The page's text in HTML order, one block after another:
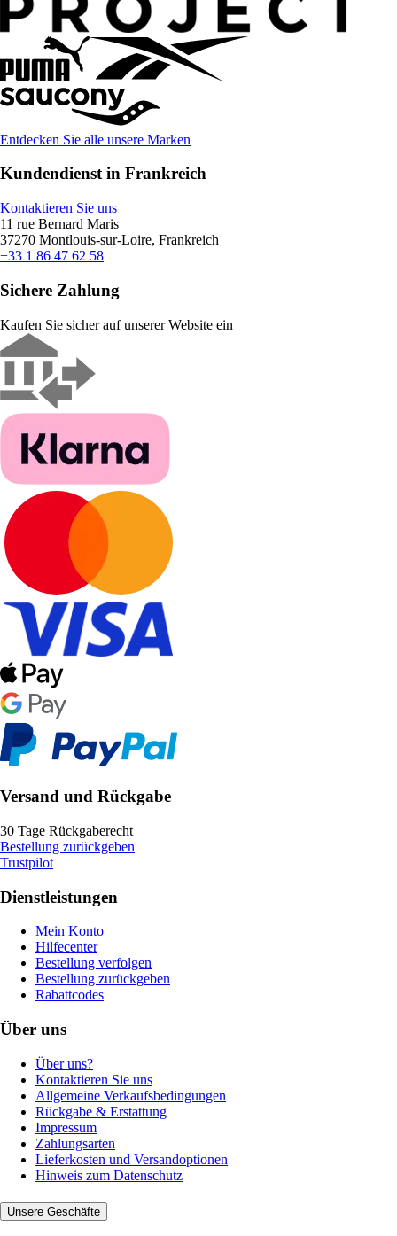
Entdecken Sie alle unsere Marken
Kundendienst in Frankreich
Kontaktieren Sie uns
11 rue Bernard Maris
37270 Montlouis-sur-Loire, Frankreich
+33 1 86 47 62 58
Sichere Zahlung
Kaufen Sie sicher auf unserer Website ein
Versand und Rückgabe
30 Tage Rückgaberecht
Bestellung zurückgeben
Trustpilot
Dienstleistungen
Mein Konto
Hilfecenter
Bestellung verfolgen
Bestellung zurückgeben
Rabattcodes
Über uns
Über uns?
Kontaktieren Sie uns
Allgemeine Verkaufsbedingungen
Rückgabe & Erstattung
Impressum
Zahlungsarten
Lieferkosten und Versandoptionen
Hinweis zum Datenschutz
Unsere Geschäfte